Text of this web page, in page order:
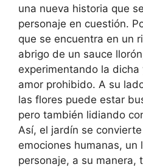
una nueva historia que
personaje en cuestión.
que se encuentra en un
abrigo de un sauce
experimentando la
amor prohibido. A su
las flores puede estar
pero también lidiando
Así, el jardín se
emociones humanas,
personaje, a su manera,